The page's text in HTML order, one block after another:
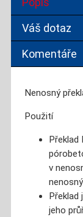
Váš dotaz
Komentáře
Nenosný
Použití
Překlad
v
Překlad
jeho